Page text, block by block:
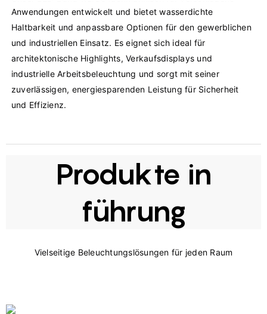
Anwendungen entwickelt und bietet wasserdichte
Haltbarkeit und anpassbare Optionen für den gewerblichen
und industriellen Einsatz. Es eignet sich ideal für
architektonische Highlights, Verkaufsdisplays und
industrielle Arbeitsbeleuchtung und sorgt mit seiner
zuverlässigen, energiesparenden Leistung für Sicherheit
Produkte in
führung